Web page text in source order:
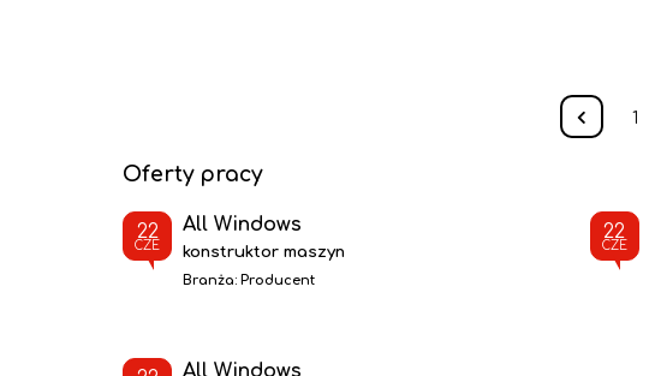
1
Oferty pracy
22
CZE
All Windows
konstruktor maszyn
Branża: Producent
22
CZE
All Windows